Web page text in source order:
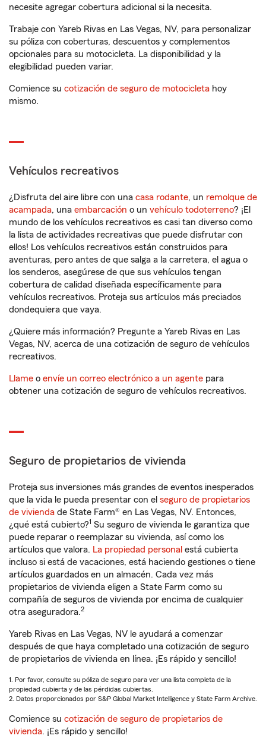
necesite agregar cobertura adicional si la necesita.
Trabaje con Yareb Rivas en Las Vegas, NV, para personalizar
su póliza con coberturas, descuentos y complementos
opcionales para su motocicleta. La disponibilidad y la
elegibilidad pueden variar.
Comience su cotización de seguro de motocicleta hoy
mismo.
Vehículos recreativos
¿Disfruta del aire libre con una casa rodante, un remolque de
acampada, una embarcación o un vehículo todoterreno? ¡El
mundo de los vehículos recreativos es casi tan diverso como
la lista de actividades recreativas que puede disfrutar con
ellos! Los vehículos recreativos están construidos para
aventuras, pero antes de que salga a la carretera, el agua o
los senderos, asegúrese de que sus vehículos tengan
cobertura de calidad diseñada específicamente para
vehículos recreativos. Proteja sus artículos más preciados
dondequiera que vaya.
¿Quiere más información? Pregunte a Yareb Rivas en Las
Vegas, NV, acerca de una cotización de seguro de vehículos
recreativos.
Llame o envíe un correo electrónico a un agente para
obtener una cotización de seguro de vehículos recreativos.
Seguro de propietarios de vivienda
Proteja sus inversiones más grandes de eventos inesperados
que la vida le pueda presentar con el seguro de propietarios
de vivienda de State Farm® en Las Vegas, NV. Entonces,
¿qué está cubierto?1 Su seguro de vivienda le garantiza que
puede reparar o reemplazar su vivienda, así como los
artículos que valora. La propiedad personal está cubierta
incluso si está de vacaciones, está haciendo gestiones o tiene
artículos guardados en un almacén. Cada vez más
propietarios de vivienda eligen a State Farm como su
compañía de seguros de vivienda por encima de cualquier
otra aseguradora.2
Yareb Rivas en Las Vegas, NV le ayudará a comenzar
después de que haya completado una cotización de seguro
de propietarios de vivienda en línea. ¡Es rápido y sencillo!
1. Por favor, consulte su póliza de seguro para ver una lista completa de la
propiedad cubierta y de las pérdidas cubiertas.
2. Datos proporcionados por S&P Global Market Intelligence y State Farm Archive.
Comience su cotización de seguro de propietarios de
vivienda. ¡Es rápido y sencillo!